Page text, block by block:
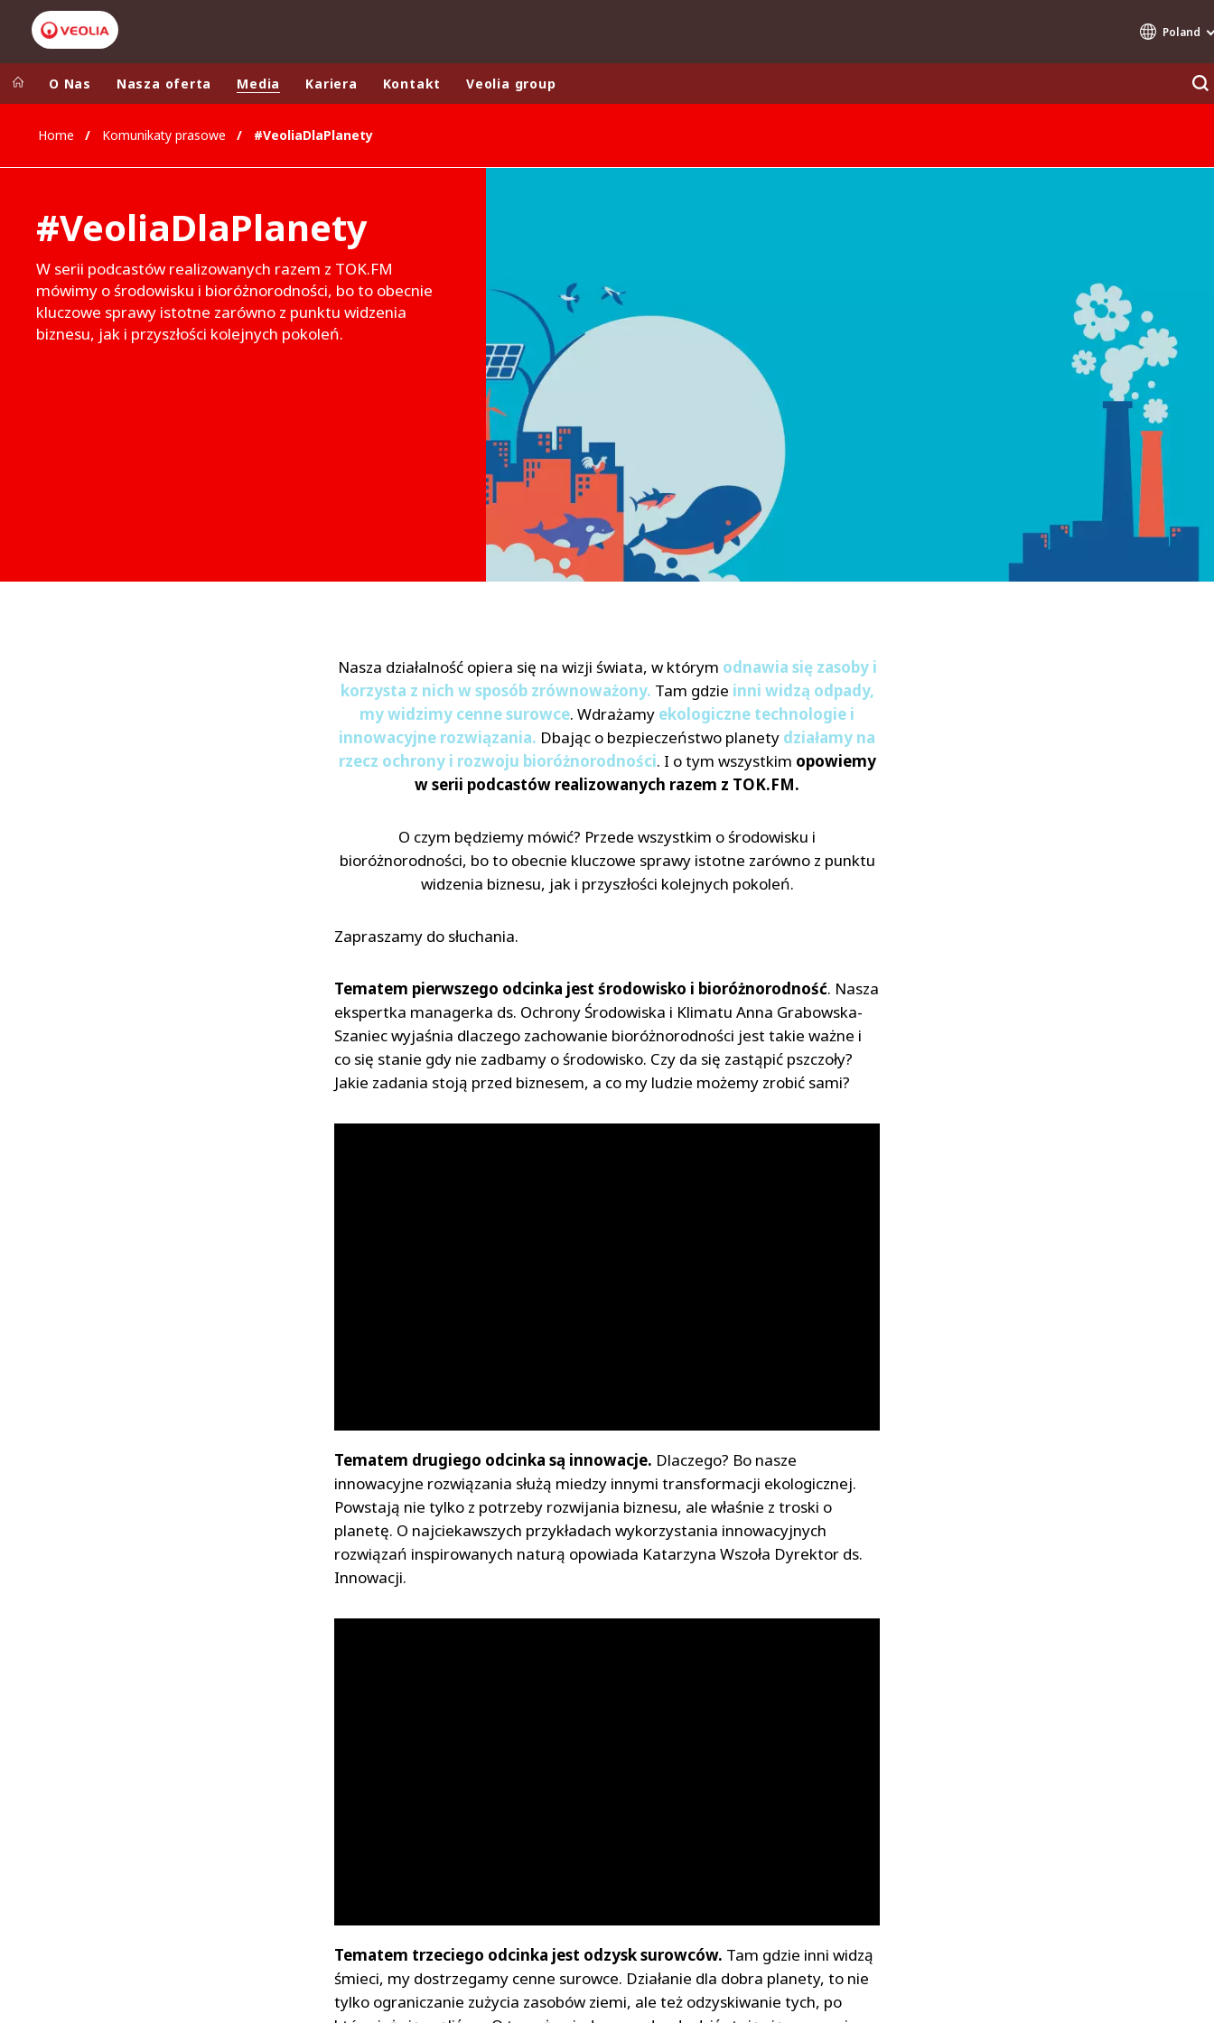
Poland
Veolia Group
CAMPUS
FOUNDATION
INSTITUTE
In the world
ASIA
AUSTRALIA AND NEW ZEALAND
INDUSTRIES GLOBAL SOLUTIONS
O Nas Nasza oferta Media Kariera Kontakt Veolia group
Home Komunikaty prasowe #VeoliaDlaPlanety
#VeoliaDlaPlanety
W serii podcastów realizowanych razem z TOK.FM
mówimy o środowisku i bioróżnorodności, bo to obecnie
kluczowe sprawy istotne zarówno z punktu widzenia
biznesu, jak i przyszłości kolejnych pokoleń.
Nasza działalność opiera się na wizji świata, w którym odnawia się zasoby i
korzysta z nich w sposób zrównoważony. Tam gdzie inni widzą odpady,
my widzimy cenne surowce. Wdrażamy ekologiczne technologie i
innowacyjne rozwiązania. Dbając o bezpieczeństwo planety działamy na
rzecz ochrony i rozwoju bioróżnorodności. I o tym wszystkim opowiemy
w serii podcastów realizowanych razem z TOK.FM.
O czym będziemy mówić? Przede wszystkim o środowisku i
bioróżnorodności, bo to obecnie kluczowe sprawy istotne zarówno z punktu
widzenia biznesu, jak i przyszłości kolejnych pokoleń.
Zapraszamy do słuchania.
Tematem pierwszego odcinka jest środowisko i bioróżnorodność. Nasza
ekspertka managerka ds. Ochrony Środowiska i Klimatu Anna Grabowska-
Szaniec wyjaśnia dlaczego zachowanie bioróżnorodności jest takie ważne i
co się stanie gdy nie zadbamy o środowisko. Czy da się zastąpić pszczoły?
Jakie zadania stoją przed biznesem, a co my ludzie możemy zrobić sami?
Tematem drugiego odcinka są innowacje. Dlaczego? Bo nasze
innowacyjne rozwiązania służą miedzy innymi transformacji ekologicznej.
Powstają nie tylko z potrzeby rozwijania biznesu, ale właśnie z troski o
planetę. O najciekawszych przykładach wykorzystania innowacyjnych
rozwiązań inspirowanych naturą opowiada Katarzyna Wszoła Dyrektor ds.
Innowacji.
Tematem trzeciego odcinka jest odzysk surowców. Tam gdzie inni widzą
śmieci, my dostrzegamy cenne surowce. Działanie dla dobra planety, to nie
tylko ograniczanie zużycia zasobów ziemi, ale też odzyskiwanie tych, po